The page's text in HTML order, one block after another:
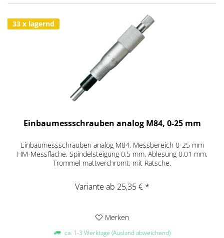
33 x lagernd
Einbaumessschrauben analog M84, 0-25 mm
Einbaumessschrauben analog M84, Messbereich 0-25 mm
HM-Messfläche, Spindelsteigung 0,5 mm, Ablesung 0,01 mm,
Trommel mattverchromt, mit Ratsche.
Variante ab 25,35 € *
Merken
ca. 1-3 Werktage (Ausland abweichend)